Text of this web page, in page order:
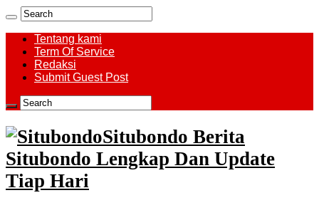
Tentang kami
Term Of Service
Redaksi
Submit Guest Post
Situbondo Berita
Situbondo Lengkap Dan Update
Tiap Hari